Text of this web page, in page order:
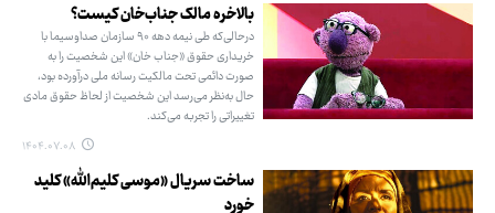
بالاخره مالک جناب‌خان کیست؟
درحالی‌که طی نیمه دهه ۹۰ سازمان صداوسیما با
خریداری حقوق «جناب خان» این شخصیت را به
صورت دائمی تحت مالکیت رسانه ملی درآورده بود،
حال به‌نظر می‌رسد این شخصیت از لحاظ حقوق مادی
تغییراتی را تجربه می‌کند.
۱۴۰۴.۰۷.۰۸
ساخت سریال «موسی کلیم‌الله» کلید
خورد